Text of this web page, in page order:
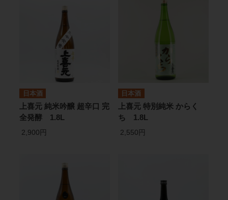
日本酒
上喜元 純米吟醸 超辛口 完
全発酵 1.8L
2,900円
日本酒
上喜元 特別純米 からく
ち 1.8L
2,550円